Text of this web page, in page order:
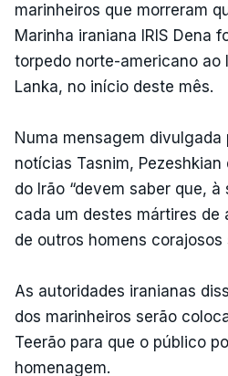
marinheiros que morreram
Marinha iraniana IRIS Dena
torpedo norte-americano ao
Lanka, no início deste mês.
Numa mensagem divulgada
notícias Tasnim,
do Irão “devem saber que,
cada um destes mártires de
de outros homens corajosos
As autoridades iranianas
dos marinheiros serão
Teerão para que o público
homenagem.